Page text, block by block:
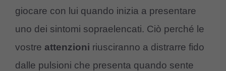
giocare con lui quando inizia a presentare
uno dei sintomi sopraelencati. Ciò perché le
vostre attenzioni riusciranno a distrarre fido
dalle pulsioni che presenta quando sente